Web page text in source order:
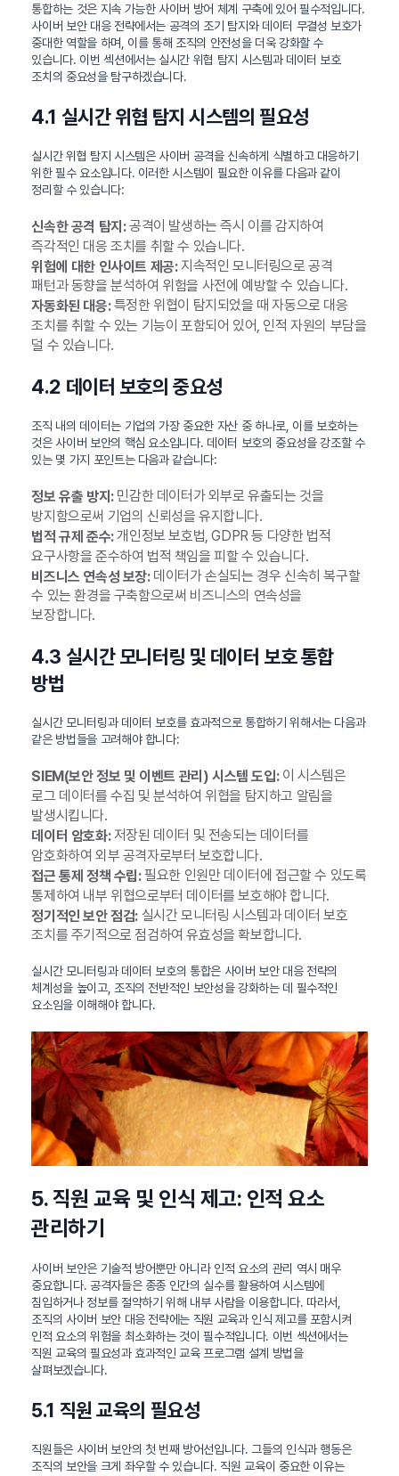
통합하는 것은 지속 가능한 사이버 방어 체계 구축에 있어 필수적입니다.
사이버 보안 대응 전략에서는 공격의 조기 탐지와 데이터 무결성 보호가
중대한 역할을 하며, 이를 통해 조직의 안전성을 더욱 강화할 수
있습니다. 이번 섹션에서는 실시간 위협 탐지 시스템과 데이터 보호
조치의 중요성을 탐구하겠습니다.
4.1 실시간 위협 탐지 시스템의 필요성
실시간 위협 탐지 시스템은 사이버 공격을 신속하게 식별하고 대응하기
위한 필수 요소입니다. 이러한 시스템이 필요한 이유를 다음과 같이
정리할 수 있습니다:
신속한 공격 탐지:공격이 발생하는 즉시 이를 감지하여
즉각적인 대응 조치를 취할 수 있습니다.
위험에 대한 인사이트 제공:지속적인 모니터링으로 공격
패턴과 동향을 분석하여 위험을 사전에 예방할 수 있습니다.
자동화된 대응:특정한 위협이 탐지되었을 때 자동으로 대응
조치를 취할 수 있는 기능이 포함되어 있어, 인적 자원의 부담을
덜 수 있습니다.
4.2 데이터 보호의 중요성
조직 내의 데이터는 기업의 가장 중요한 자산 중 하나로, 이를 보호하는
것은 사이버 보안의 핵심 요소입니다. 데이터 보호의 중요성을 강조할 수
있는 몇 가지 포인트는 다음과 같습니다:
정보 유출 방지:민감한 데이터가 외부로 유출되는 것을
방지함으로써 기업의 신뢰성을 유지합니다.
법적 규제 준수:개인정보 보호법, GDPR 등 다양한 법적
요구사항을 준수하여 법적 책임을 피할 수 있습니다.
비즈니스 연속성 보장:데이터가 손실되는 경우 신속히 복구할
수 있는 환경을 구축함으로써 비즈니스의 연속성을
보장합니다.
4.3 실시간 모니터링 및 데이터 보호 통합
방법
실시간 모니터링과 데이터 보호를 효과적으로 통합하기 위해서는 다음과
같은 방법들을 고려해야 합니다:
SIEM(보안 정보 및 이벤트 관리) 시스템 도입:이 시스템은
로그 데이터를 수집 및 분석하여 위협을 탐지하고 알림을
발생시킵니다.
데이터 암호화:저장된 데이터 및 전송되는 데이터를
암호화하여 외부 공격자로부터 보호합니다.
접근 통제 정책 수립:필요한 인원만 데이터에 접근할 수 있도록
통제하여 내부 위협으로부터 데이터를 보호해야 합니다.
정기적인 보안 점검:실시간 모니터링 시스템과 데이터 보호
조치를 주기적으로 점검하여 유효성을 확보합니다.
실시간 모니터링과 데이터 보호의 통합은 사이버 보안 대응 전략의
체계성을 높이고, 조직의 전반적인 보안성을 강화하는 데 필수적인
요소임을 이해해야 합니다.
5. 직원 교육 및 인식 제고: 인적 요소
관리하기
사이버 보안은 기술적 방어뿐만 아니라 인적 요소의 관리 역시 매우
중요합니다. 공격자들은 종종 인간의 실수를 활용하여 시스템에
침입하거나 정보를 절약하기 위해 내부 사람을 이용합니다. 따라서,
조직의 사이버 보안 대응 전략에는 직원 교육과 인식 제고를 포함시켜
인적 요소의 위험을 최소화하는 것이 필수적입니다. 이번 섹션에서는
직원 교육의 필요성과 효과적인 교육 프로그램 설계 방법을
살펴보겠습니다.
5.1 직원 교육의 필요성
직원들은 사이버 보안의 첫 번째 방어선입니다. 그들의 인식과 행동은
조직의 보안을 크게 좌우할 수 있습니다. 직원 교육이 중요한 이유는